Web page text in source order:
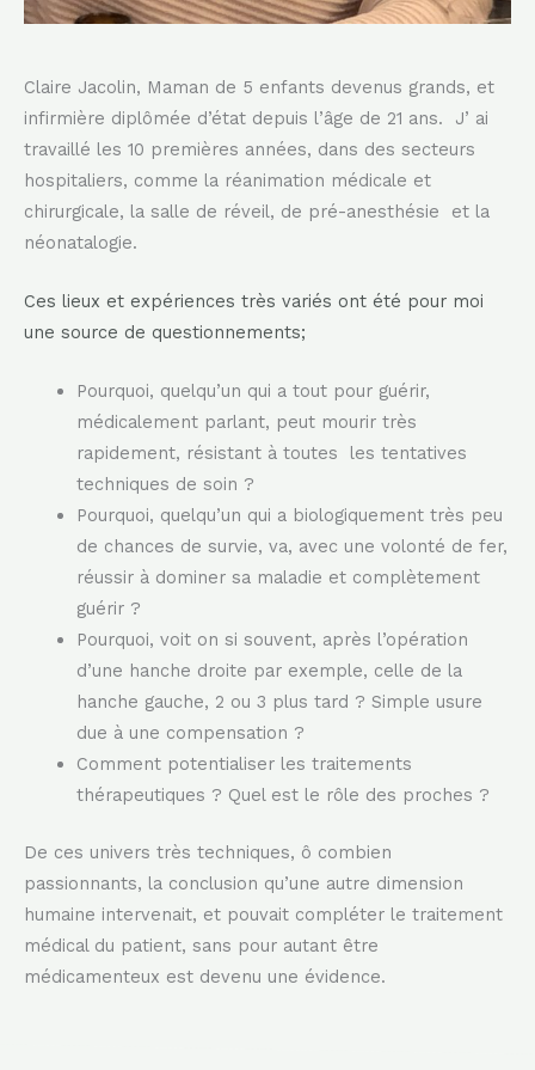
Claire Jacolin, Maman de 5 enfants devenus grands, et
infirmière diplômée d’état depuis l’âge de 21 ans. J’ ai
travaillé les 10 premières années, dans des secteurs
hospitaliers, comme la réanimation médicale et
chirurgicale, la salle de réveil, de pré-anesthésie et la
néonatalogie.
Ces lieux et expériences très variés ont été pour moi
une source de questionnements;
Pourquoi, quelqu’un qui a tout pour guérir,
médicalement parlant, peut mourir très
rapidement, résistant à toutes les tentatives
techniques de soin ?
Pourquoi, quelqu’un qui a biologiquement très peu
de chances de survie, va, avec une volonté de fer,
réussir à dominer sa maladie et complètement
guérir ?
Pourquoi, voit on si souvent, après l’opération
d’une hanche droite par exemple, celle de la
hanche gauche, 2 ou 3 plus tard ? Simple usure
due à une compensation ?
Comment potentialiser les traitements
thérapeutiques ? Quel est le rôle des proches ?
De ces univers très techniques, ô combien
passionnants, la conclusion qu’une autre dimension
humaine intervenait, et pouvait compléter le traitement
médical du patient, sans pour autant être
médicamenteux est devenu une évidence.